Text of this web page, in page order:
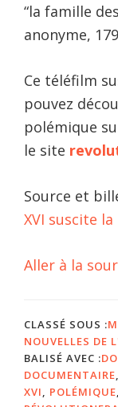
“la famille
anonyme,
Ce téléfilm
pouvez
polémique
le site
Source et
XVI suscite
Aller à la
CLASSÉ SOUS :
NOUVELLES DE
BALISÉ AVEC :
DOCUMENTAIRE
XVI
POLÉMIQUE